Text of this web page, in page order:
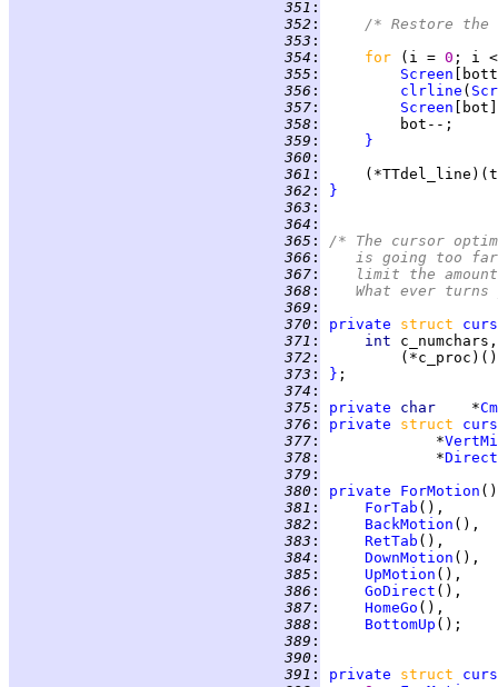
351 :
352 :
/* Restore
353 :
354 : for (i = 0 ; i <
355 :
Screen
356 : clrline (
357 : Screen
358 :
359 :
}
360 :
361 :
362 :
}
363 :
364 :
365 :
/* The cursor
366 :
is going too
367 :
limit the
368 :
What ever turns
369 :
370 : private struct
371 :
int
372 :
373 : }
374 :
375 : private char *
376 : private struct
377 :
             *
378 :
             *
379 :
380 : private
ForMotion
381 : ForTab
382 : BackMotion
383 : RetTab
384 : DownMotion
385 : UpMotion
386 : GoDirect
387 : HomeGo
388 : BottomUp
389 :
390 :
391 : private struct